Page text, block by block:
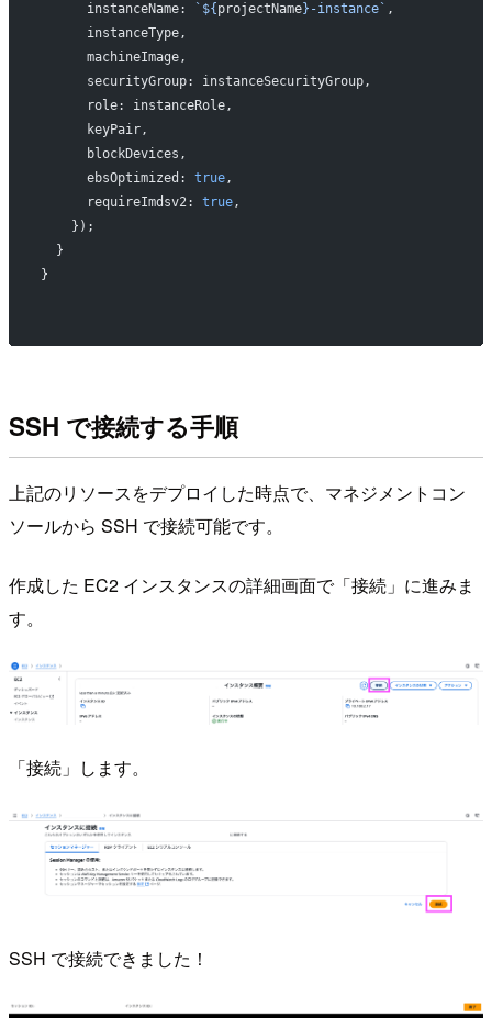
      instanceName:
`${ projectName}-instance` ,
      instanceType,
      machineImage,
      securityGroup: instanceSecurityGroup,
      role: instanceRole,
      keyPair,
      blockDevices,
      ebsOptimized:
true,
      requireImdsv2:
true,
    });
  }
}
SSH で接続する手順
上記のリソースをデプロイした時点で、マネジメントコン
ソールから SSH で接続可能です。
作成した EC2 インスタンスの詳細画面で「接続」に進みま
す。
「接続」します。
SSH で接続できました！